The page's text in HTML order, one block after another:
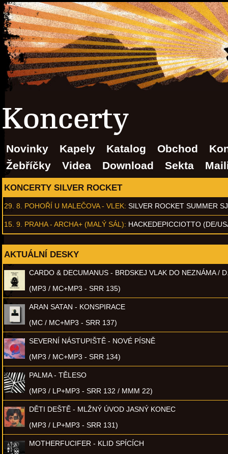
Koncerty
Novinky Kapely Katalog Obchod
Žebříčky
Videa Download Sekta
KONCERTY SILVER ROCKET
29. 8. POHOŘÍ U MALEČOVA - VLEK: SILVER ROCKET SUMMER
15. 9. PRAHA - ARCHA+ (MALÝ SÁL): HACKEDEPICCIOTTO (DE/
AKTUÁLNÍ DESKY
CARDO & DECUMANUS - BRDSKEJ VLAK DO NEZNÁMA /
(MP3 / MC+MP3 - SRR 135)
ARAN SATAN - KONSPIRACE
(MC / MC+MP3 - SRR 137)
SEVERNÍ NÁSTUPIŠTĚ - NOVÉ PÍSNĚ
(MP3 / MC+MP3 - SRR 134)
PALMA - TĚLESO
(MP3 / LP+MP3 - SRR 132 / MMM 22)
DĚTI DEŠTĚ - MLŽNÝ ÚVOD JASNÝ KONEC
(MP3 / LP+MP3 - SRR 131)
MOTHERFUCIFER - KLID SPÍCÍCH